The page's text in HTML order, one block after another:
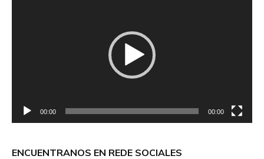
00:00 00:00
ENCUENTRANOS EN REDE SOCIALES